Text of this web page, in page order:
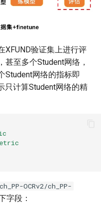
XFUND验证集上进行评
至多个Student网络，
Student网络的指标即
只计算Student网络的精
OCRv2/ch_PP-
字段：